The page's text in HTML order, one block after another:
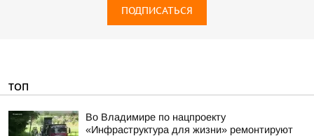
ПОДПИСАТЬСЯ
ТОП
Во Владимире по нацпроекту
«Инфраструктура для жизни» ремонтируют